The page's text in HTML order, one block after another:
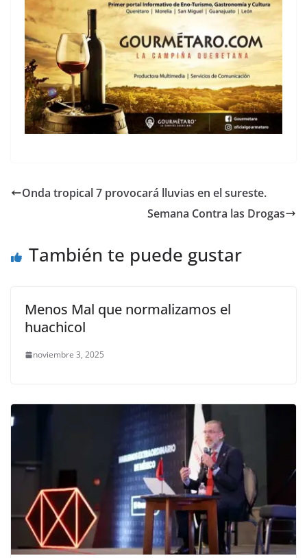
Onda tropical 7 provocará lluvias en el sureste.
Semana Contra las Drogas
También te puede gustar
Menos Mal que normalizamos el
huachicol
noviembre 3, 2025